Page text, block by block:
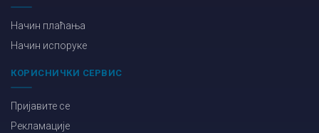
Начин плаћања
Начин испоруке
КОРИСНИЧКИ СЕРВИС
Пријавите се
Рекламације